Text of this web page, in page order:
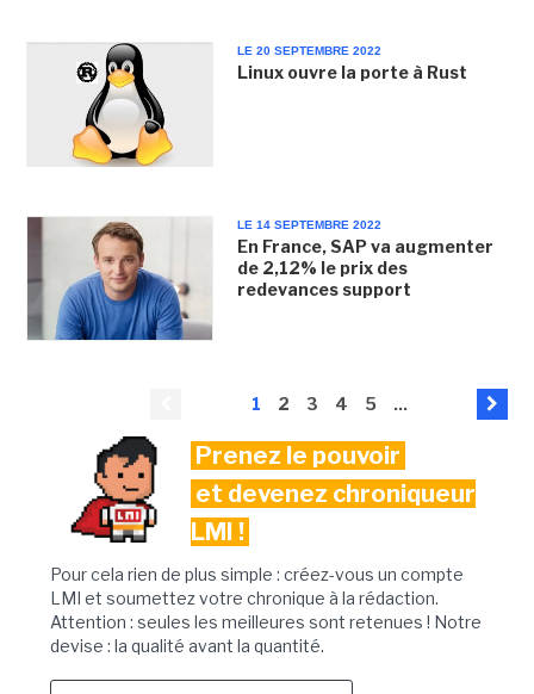
LE 20 SEPTEMBRE 2022
Linux ouvre la porte à Rust
LE 14 SEPTEMBRE 2022
En France, SAP va augmenter
de 2,12% le prix des
redevances support
1 2 3 4 5 ...
Prenez le pouvoir
et devenez chroniqueur
LMI !
Pour cela rien de plus simple : créez-vous un compte
LMI et soumettez votre chronique à la rédaction.
Attention : seules les meilleures sont retenues ! Notre
devise : la qualité avant la quantité.